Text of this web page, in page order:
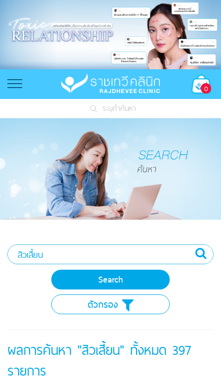
0
ระบุคำค้นหา
ตัวกรอง
ผลการค้นหา "สิวเสี้ยน" ทั้งหมด 397
รายการ